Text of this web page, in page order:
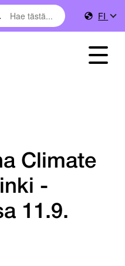
FI
Climate
-
11.9.